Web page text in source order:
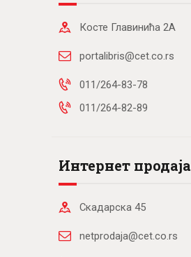
Косте Главинића 2А
portalibris@cet.co.rs
011/264-83-78
011/264-82-89
Интернет продаја
Скадарска 45
netprodaja@cet.co.rs